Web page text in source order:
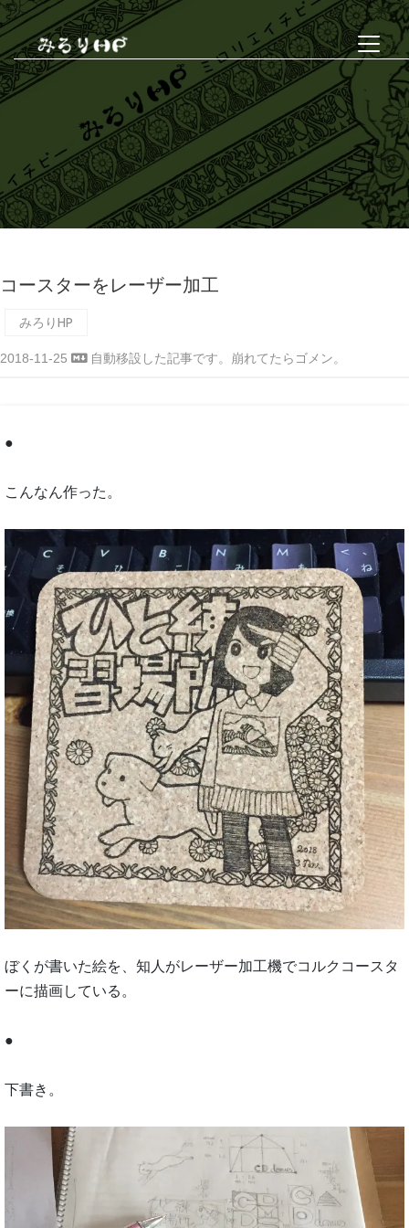
コースターをレーザー加工
みろりHP
2018-11-25 自動移設した記事です。崩れてたらゴメン。
●
こんなん作った。
ぼくが書いた絵を、知人がレーザー加工機でコルクコースタ
ーに描画している。
●
下書き。